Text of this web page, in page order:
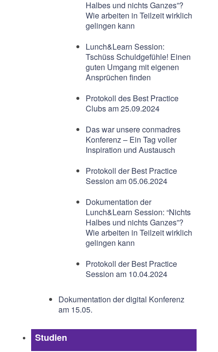
Halbes und nichts Ganzes”?
Wie arbeiten in Teilzeit wirklich
gelingen kann
Lunch&Learn Session:
Tschüss Schuldgefühle! Einen
guten Umgang mit eigenen
Ansprüchen finden
Protokoll des Best Practice
Clubs am 25.09.2024
Das war unsere conmadres
Konferenz – Ein Tag voller
Inspiration und Austausch
Protokoll der Best Practice
Session am 05.06.2024
Dokumentation der
Lunch&Learn Session: “Nichts
Halbes und nichts Ganzes”?
Wie arbeiten in Teilzeit wirklich
gelingen kann
Protokoll der Best Practice
Session am 10.04.2024
Dokumentation der digital Konferenz
am 15.05.
Studien